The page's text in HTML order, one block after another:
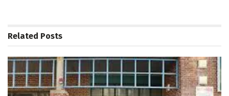
Related Posts